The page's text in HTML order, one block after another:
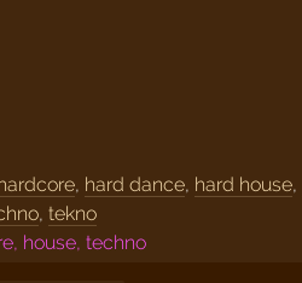
, hard dance, hard house,
,tekno
house, techno